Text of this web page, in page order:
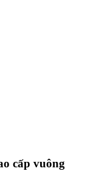
cấp vuông